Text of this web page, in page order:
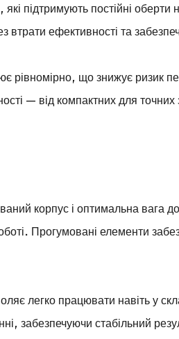
підтримують постійні оберти
ефективності та
рівномірно, що знижує ризик
— від компактних для
корпус і оптимальна вага
Прогумовані елементи
легко працювати навіть у
забезпечуючи стабільний